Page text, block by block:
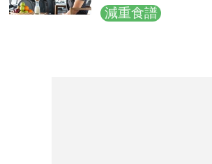
減重食譜